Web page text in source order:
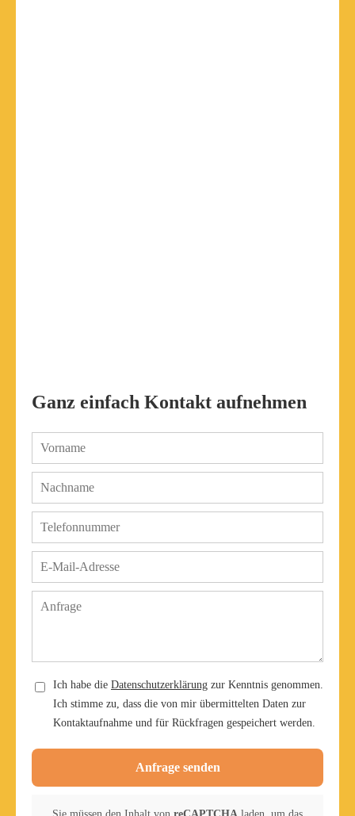
Ganz einfach Kontakt aufnehmen
Ich habe die Datenschutzerklärung zur Kenntnis genommen.
Ich stimme zu, dass die von mir übermittelten Daten zur
Kontaktaufnahme und für Rückfragen gespeichert werden.
Anfrage senden